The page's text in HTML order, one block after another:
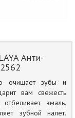
Анти-
очищает зубы и
вам свежесть
эмаль.
зубной налет.